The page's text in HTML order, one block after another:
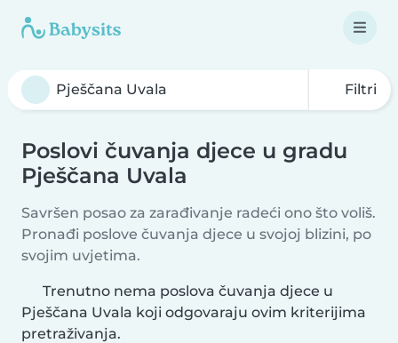
Filtri
Poslovi čuvanja djece u gradu
Pješčana Uvala
Savršen posao za zarađivanje radeći ono što voliš.
Pronađi poslove čuvanja djece u svojoj blizini, po
svojim uvjetima.
Trenutno nema poslova čuvanja djece u
Pješčana Uvala koji odgovaraju ovim kriterijima
pretraživanja.